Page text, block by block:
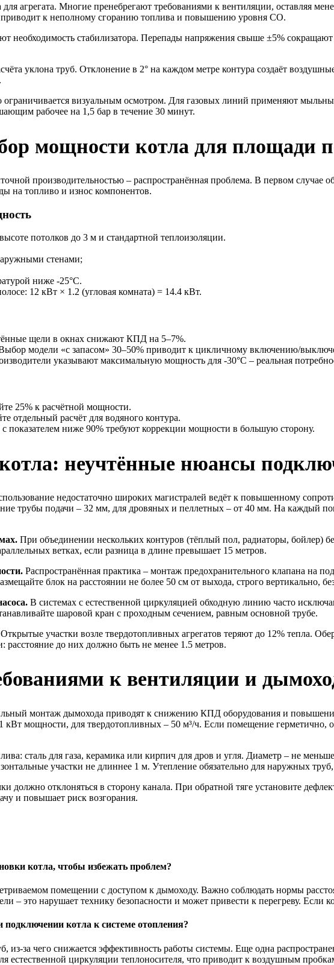
агрегата. Многие пренебрегают требованиями к вентиляции, оставляя
приводит к неполному сгоранию топлива и повышению уровня CO.
необходимость стабилизатора. Перепады напряжения свыше ±5%
уклона труб. Отклонение в 2° на каждом метре контура создаёт
ограничивается визуальным осмотром. Для газовых линий применяют
рабочее на 1,5 бар в течение 30 минут.
мощности котла для площади
производительностью – распространённая проблема. В первом случае
на топливо и износ компонентов.
потолков до 3 м и стандартной теплоизоляции.
стенами;
ниже -25°C.
12 кВт × 1.2 (угловая комната) = 14.4 кВт.
щели в окнах снижают КПД на 5–7%.
модели «с запасом» 30–50% приводит к цикличному включению/
указывают максимальную мощность для -30°C – реальная
25% к расчётной мощности.
отдельный расчёт для водяного контура.
показателем ниже 90% требуют коррекции мощности в большую сторону.
неучтённые нюансы
недостаточно широких магистралей ведёт к повышенному
трубы подачи – 32 мм, для дровяных и пеллетных – от 40 мм. На каждый
При объединении нескольких контуров (тёплый пол, радиаторы, бойлер)
ветках, если разница в длине превышает 15 метров.
Распространённая практика – монтаж предохранительного клапана на
блок на расстоянии не более 50 см от выхода, строго вертикально,
В системах с естественной циркуляцией обходную линию часто
шаровой кран с проходным сечением, равным основной трубе.
Открытые участки возле твердотопливных агрегатов теряют до 12% тепла.
до них должно быть не менее 1.5 метров.
к вентиляции и
монтаж дымохода приводят к снижению КПД оборудования и
мощности, для твердотопливных – 50 м³/ч. Если помещение герметично,
сталь для газа, керамика или кирпич для дров и угля. Диаметр – не
участки не длиннее 1 м. Утепление обязательно для наружных труб,
должно отклоняться в сторону канала. При обратной тяге установите
и повышает риск возгорания.
котла, чтобы избежать проблем?
помещении с доступом к дымоходу. Важно соблюдать нормы
– это нарушает технику безопасности и может привести к перегреву. Если
котла к системе отопления?
из-за чего снижается эффективность работы системы. Еще одна
естественной циркуляции теплоносителя, что приводит к воздушным